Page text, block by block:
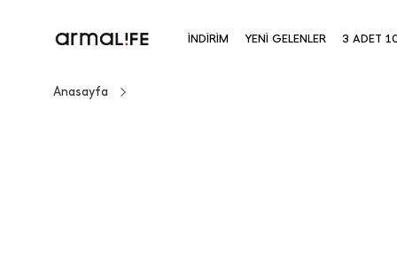
İNDİRİM YENİ GELENLER 3 ADET
Anasayfa